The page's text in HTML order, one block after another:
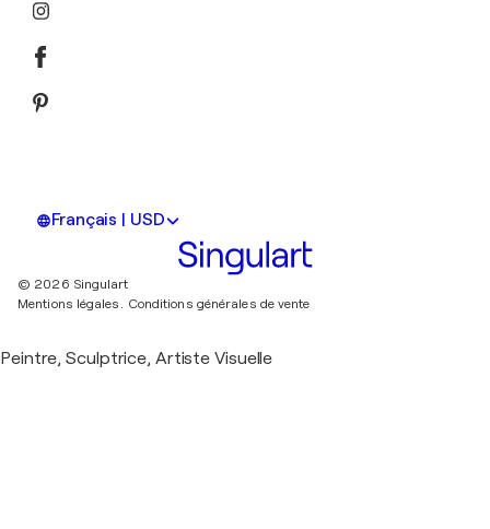
Français | USD
© 2026 Singulart
Mentions légales. Conditions générales de vente
Peintre, Sculptrice, Artiste Visuelle